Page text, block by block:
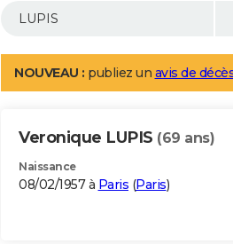
NOUVEAU : publiez un avis de
Veronique LUPIS (69 ans)
Naissance
08/02/1957 à Paris (Paris)